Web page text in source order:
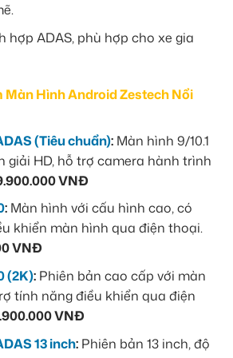
hợp ADAS, phù hợp cho xe gia
Màn Hình Android Zestech Nổi
(Tiêu chuẩn): Màn hình 9/10.1
giải HD, hỗ trợ camera hành trình
VNĐ
: Màn hình với cấu hình cao, có
khiển màn hình qua điện thoại.
VNĐ
(2K): Phiên bản cao cấp với màn
tính năng điều khiển qua điện
VNĐ
13 inch: Phiên bản 13 inch, độ